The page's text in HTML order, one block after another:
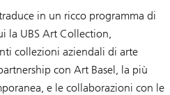
in un ricco programma di
la UBS Art Collection,
collezioni aziendali di arte
con Art Basel, la più
e le collaborazioni con le